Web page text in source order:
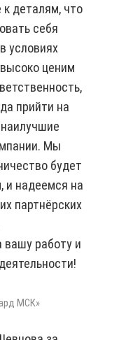
деталям, что
себя
условиях
ценим
прийти на
Мы
будет
и надеемся на
партнёрских
вашу работу и
МСК»